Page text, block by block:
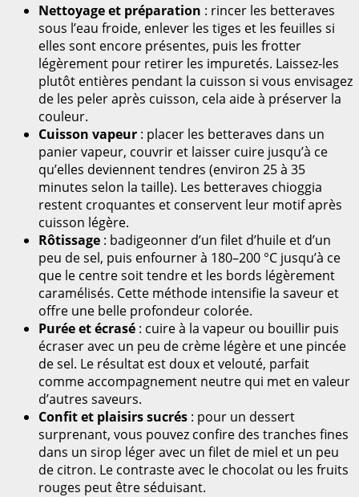
Nettoyage et préparation : rincer les betteraves
sous l’eau froide, enlever les tiges et les feuilles si
elles sont encore présentes, puis les frotter
légèrement pour retirer les impuretés. Laissez-les
plutôt entières pendant la cuisson si vous envisagez
de les peler après cuisson, cela aide à préserver la
couleur.
Cuisson vapeur : placer les betteraves dans un
panier vapeur, couvrir et laisser cuire jusqu’à ce
qu’elles deviennent tendres (environ 25 à 35
minutes selon la taille). Les betteraves chioggia
restent croquantes et conservent leur motif après
cuisson légère.
Rôtissage : badigeonner d’un filet d’huile et d’un
peu de sel, puis enfourner à 180–200 °C jusqu’à ce
que le centre soit tendre et les bords légèrement
caramélisés. Cette méthode intensifie la saveur et
offre une belle profondeur colorée.
Purée et écrasé : cuire à la vapeur ou bouillir puis
écraser avec un peu de crème légère et une pincée
de sel. Le résultat est doux et velouté, parfait
comme accompagnement neutre qui met en valeur
d’autres saveurs.
Confit et plaisirs sucrés : pour un dessert
surprenant, vous pouvez confire des tranches fines
dans un sirop léger avec un filet de miel et un peu
de citron. Le contraste avec le chocolat ou les fruits
rouges peut être séduisant.